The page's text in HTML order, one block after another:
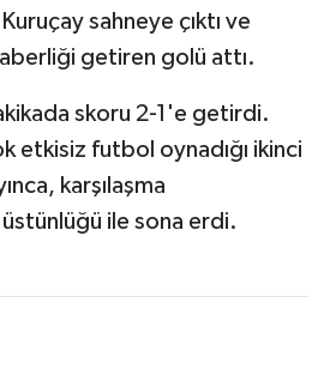
sahneye çıktı ve
getiren golü attı.
skoru 2-1'e getirdi.
etkisiz futbol oynadığı ikinci
karşılaşma
ile sona erdi.